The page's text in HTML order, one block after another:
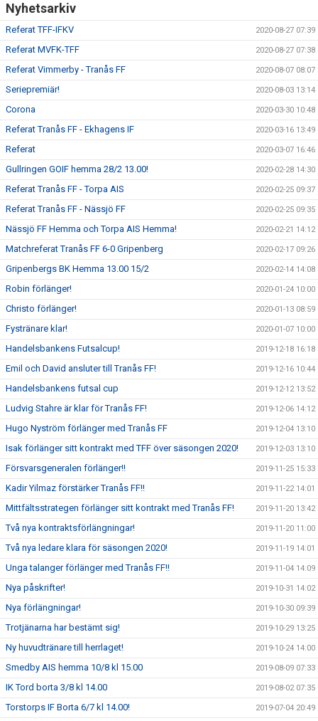
Nyhetsarkiv
Referat TFF-IFKV 2020-08-27 07:39
Referat MVFK-TFF 2020-08-27 07:38
Referat Vimmerby - Tranås FF 2020-08-07 08:07
Seriepremiär! 2020-08-03 13:14
Corona 2020-03-30 10:48
Referat Tranås FF - Ekhagens IF 2020-03-16 13:49
Referat 2020-03-07 16:46
Gullringen GOIF hemma 28/2 13.00! 2020-02-28 14:30
Referat Tranås FF - Torpa AIS 2020-02-25 09:37
Referat Tranås FF - Nässjö FF 2020-02-25 09:35
Nässjö FF Hemma och Torpa AIS Hemma! 2020-02-21 14:12
Matchreferat Tranås FF 6-0 Gripenberg 2020-02-17 09:26
Gripenbergs BK Hemma 13.00 15/2 2020-02-14 14:08
Robin förlänger! 2020-01-24 10:00
Christo förlänger! 2020-01-13 08:59
Fystränare klar! 2020-01-07 10:00
Handelsbankens Futsalcup! 2019-12-18 16:18
Emil och David ansluter till Tranås FF! 2019-12-16 10:44
Handelsbankens futsal cup 2019-12-12 13:52
Ludvig Stahre är klar för Tranås FF! 2019-12-06 14:12
Hugo Nyström förlänger med Tranås FF 2019-12-04 13:10
Isak förlänger sitt kontrakt med TFF över säsongen 2020! 2019-12-03 13:10
Försvarsgeneralen förlänger!! 2019-11-25 15:33
Kadir Yilmaz förstärker Tranås FF!! 2019-11-22 14:01
Mittfältsstrategen förlänger sitt kontrakt med Tranås FF! 2019-11-20 13:42
Två nya kontraktsförlängningar! 2019-11-20 11:00
Två nya ledare klara för säsongen 2020! 2019-11-19 14:01
Unga talanger förlänger med Tranås FF!! 2019-11-04 14:09
Nya påskrifter! 2019-10-31 14:02
Nya förlängningar! 2019-10-30 09:39
Trotjänarna har bestämt sig! 2019-10-29 13:25
Ny huvudtränare till herrlaget! 2019-10-24 14:00
Smedby AIS hemma 10/8 kl 15.00 2019-08-09 07:33
IK Tord borta 3/8 kl 14.00 2019-08-02 07:35
Torstorps IF Borta 6/7 kl 14.00! 2019-07-04 20:49